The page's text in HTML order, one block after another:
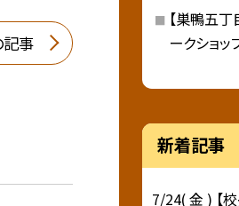
事
【巣鴨五
ークショッ
新着記事
7/24( 金 ) 【